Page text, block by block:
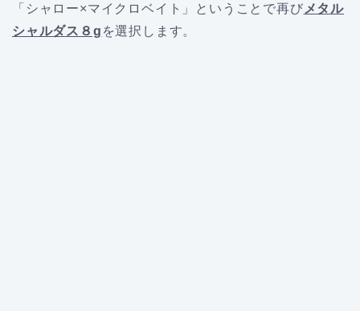
「シャロー×マイクロベイト」ということで再び メタル
シャルダス８g を選択します。